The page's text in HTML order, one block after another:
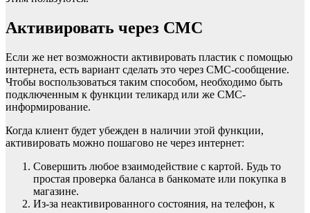
Активировать через СМС
Если же нет возможности активировать пластик с помощью
интернета, есть вариант сделать это через СМС-сообщение.
Чтобы воспользоваться таким способом, необходимо быть
подключенным к функции теликард или же СМС-
информирование.
Когда клиент будет убежден в наличии этой функции,
активировать можно пошагово не через интернет:
Совершить любое взаимодействие с картой. Будь то
простая проверка баланса в банкомате или покупка в
магазине.
Из-за неактивированного состояния, на телефон, к